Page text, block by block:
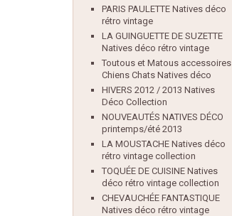
PARIS PAULETTE Natives déco
rétro vintage
LA GUINGUETTE DE SUZETTE
Natives déco rétro vintage
Toutous et Matous accessoires
Chiens Chats Natives déco
HIVERS 2012 / 2013 Natives
Déco Collection
NOUVEAUTÉS NATIVES DÉCO
printemps/été 2013
LA MOUSTACHE Natives déco
rétro vintage collection
TOQUÉE DE CUISINE Natives
déco rétro vintage collection
CHEVAUCHÉE FANTASTIQUE
Natives déco rétro vintage